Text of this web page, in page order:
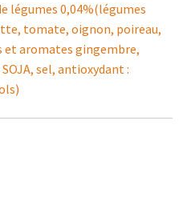
légumes 0,04%(légumes
tomate, oignon, poireau,
et aromates gingembre,
sel, antioxydant :